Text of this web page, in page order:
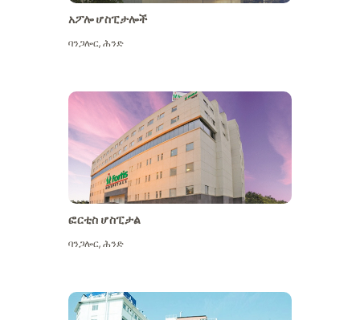
አፖሎ ሆስፒታሎች
ባንጋሎር,ሕንድ
ፎርቲስ ሆስፒታል
ባንጋሎር,ሕንድ